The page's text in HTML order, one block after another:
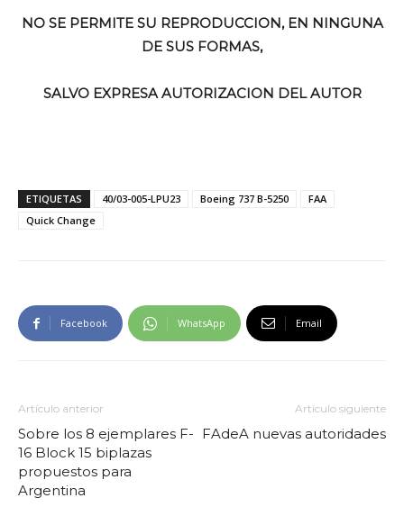
NO SE PERMITE SU REPRODUCCION, EN NINGUNA
DE SUS FORMAS,
SALVO EXPRESA AUTORIZACION DEL AUTOR
ETIQUETAS 40/03-005-LPU23 Boeing 737 B-5250
FAA
Quick Change
Facebook WhatsApp Email
Artículo anterior
Sobre los 8 ejemplares F-
16 Block 15 biplazas
propuestos para
Argentina
Artículo siguiente
FAdeA nuevas autoridades